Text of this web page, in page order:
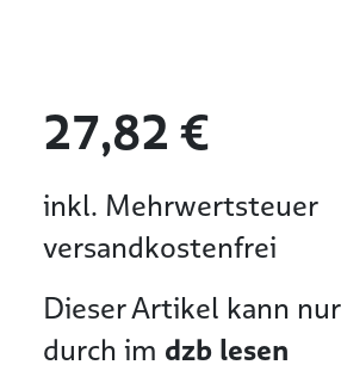
27,82 €
inkl. Mehrwertsteuer
versandkostenfrei
Dieser Artikel kann nur
durch im dzb lesen